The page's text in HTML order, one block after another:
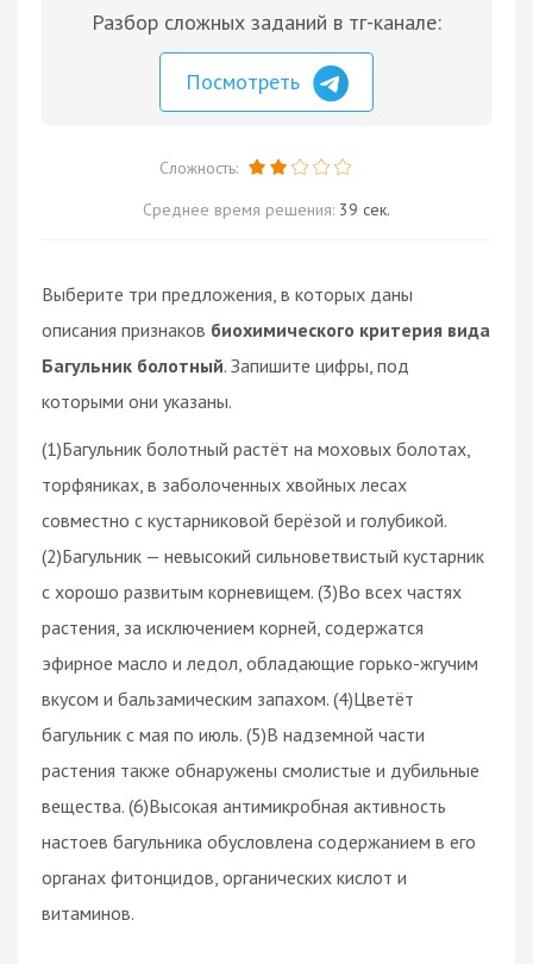
Разбор сложных заданий в тг-канале:
Посмотреть
Сложность:
Среднее время решения: 39 сек.
Выберите три предложения, в которых даны
описания признаков биохимического критерия вида
Багульник болотный. Запишите цифры, под
которыми они указаны.
(1)Багульник болотный растёт на моховых болотах,
торфяниках, в заболоченных хвойных лесах
совместно с кустарниковой берёзой и голубикой.
(2)Багульник — невысокий сильноветвистый кустарник
с хорошо развитым корневищем. (3)Во всех частях
растения, за исключением корней, содержатся
эфирное масло и ледол, обладающие горько-жгучим
вкусом и бальзамическим запахом. (4)Цветёт
багульник с мая по июль. (5)В надземной части
растения также обнаружены смолистые и дубильные
вещества. (6)Высокая антимикробная активность
настоев багульника обусловлена содержанием в его
органах фитонцидов, органических кислот и
витаминов.